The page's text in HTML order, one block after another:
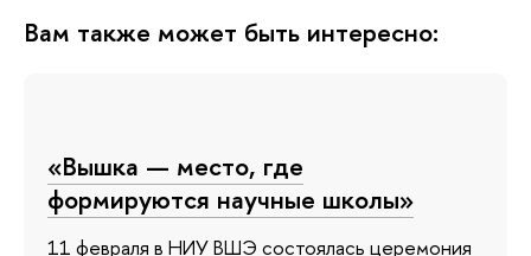
Вам также может быть интересно:
«Вышка — место, где
формируются научные школы»
11 февраля в НИУ ВШЭ состоялась церемония